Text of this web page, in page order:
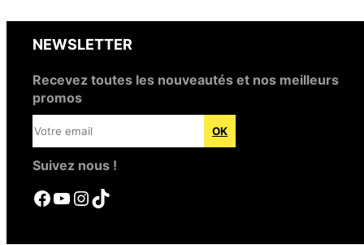
NEWSLETTER
Recevez toutes les nouveautés et nos meilleurs
promos
Suivez nous !
Facebook YouTube InstagramTikTok